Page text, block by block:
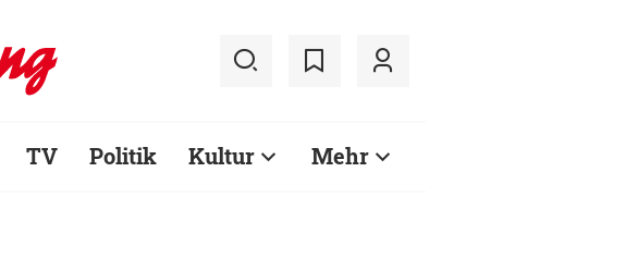
TV Politik Kultur Mehr